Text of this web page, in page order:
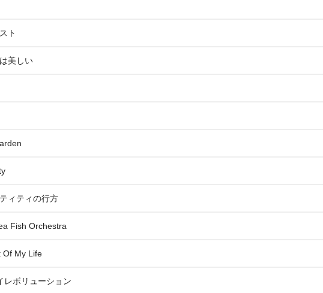
ト
美しい
ィティの行方
Fish Orchestra
Of My Life
レボリューション